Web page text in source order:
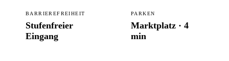
BARRIEREFREIHEIT
Stufenfreier
Eingang
PARKEN
Marktplatz · 4
min